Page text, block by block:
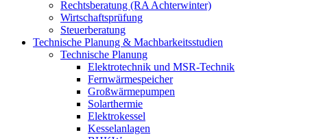
Rechtsberatung (RA Achterwinter)
Wirtschaftsprüfung
Steuerberatung
Technische Planung & Machbarkeitsstudien
Technische Planung
Elektrotechnik und MSR-Technik
Fernwärmespeicher
Großwärmepumpen
Solarthermie
Elektrokessel
Kesselanlagen